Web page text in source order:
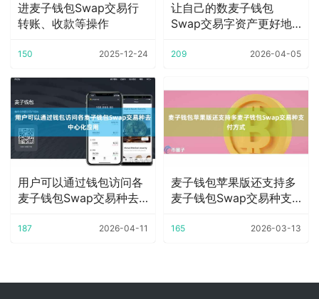
进麦子钱包Swap交易行
转账、收款等操作
150 2025-12-24
让自己的数麦子钱包
Swap交易字资产更好地
209 2026-04-05
用户可以通过钱包访问各
麦子钱包Swap交易种去
187 2026-04-11
麦子钱包苹果版还支持多
麦子钱包Swap交易种支
165 2026-03-13